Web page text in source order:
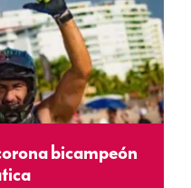
bicampeón